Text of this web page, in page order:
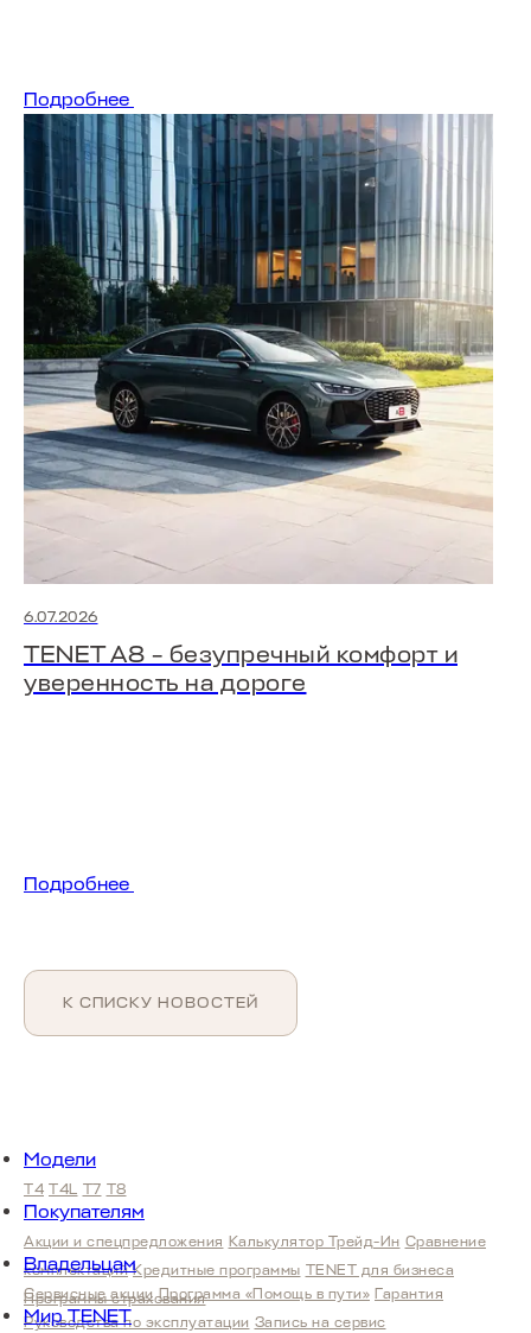
Подробнее
6.07.2026
TENET A8 – безупречный комфорт и
уверенность на дороге
Подробнее
К СПИСКУ НОВОСТЕЙ
Модели
T4 T4L T7 T8
Покупателям
Акции и спецпредложения Калькулятор Трейд-Ин Сравнение
комплектаций Кредитные программы TENET для бизнеса
Программы страхования
Владельцам
Сервисные акции Программа «Помощь в пути» Гарантия
Руководства по эксплуатации Запись на сервис
Мир TENET